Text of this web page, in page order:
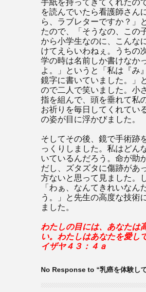
手紙を持ってきてくれたの
を読んでいたら看護師さん
ら、ラブレターですか？」
たので、「そうなの、この
から小学生なのに、こんな
けてえらいわねぇ。うちの
学の時は名前しか書けなか
よ。」というと「私は『み
鏡字に書いていました。」
ので二人で笑いました。小
指を組んで、頭を垂れて私
お祈りを毎日してくれてい
の姿が目に浮かびました。
そしてその後、鏡で手術跡
っくりしました。私はどん
いているんだろう。命が助
だし、ズタズタに傷跡があ
方ないと思って見ました。
「わぁ、なんてきれいなん
う。」と先生の高度な技術
ました。
わたしの目には、あなたは
い。わたしはあなたを愛し
イザヤ４３：４ａ
No Response to “乳癌を体験